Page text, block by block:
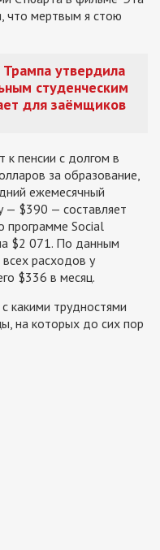
что мертвым я стою
утвердила
студенческим
для заёмщиков
к пенсии с долгом в
за образование,
ежемесячный
— $390 — составляет
программе Social
$2 071. По данным
расходов у
$336 в месяц.
какими трудностями
на которых до сих пор